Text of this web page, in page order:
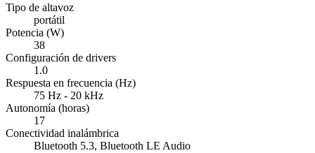
Tipo de altavoz
portátil
Potencia (W)
38
Configuración de drivers
1.0
Respuesta en frecuencia (Hz)
75 Hz - 20 kHz
Autonomía (horas)
17
Conectividad inalámbrica
Bluetooth 5.3, Bluetooth LE Audio